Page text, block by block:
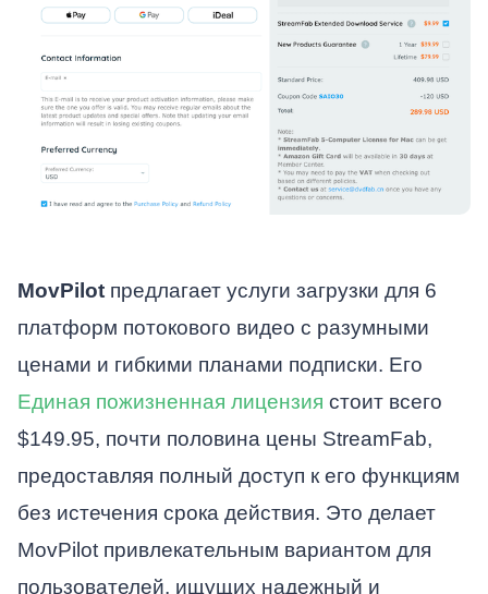
MovPilotпредлагает услуги загрузки для 6
платформ потокового видео с разумными
ценами и гибкими планами подписки. Его
Единая пожизненная лицензия стоит всего
$149.95, почти половина цены StreamFab,
предоставляя полный доступ к его функциям
без истечения срока действия. Это делает
MovPilot привлекательным вариантом для
пользователей, ищущих надежный и